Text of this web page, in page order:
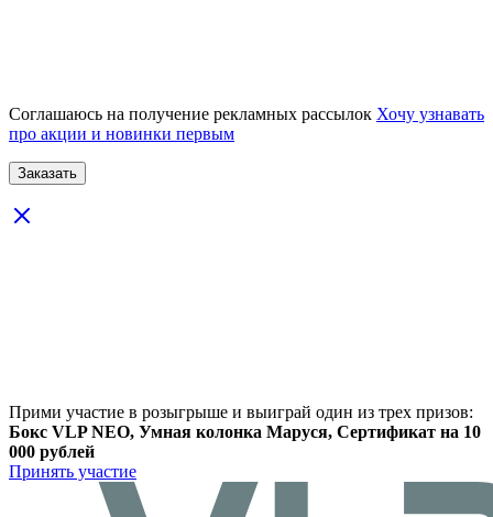
Соглашаюсь на получение рекламных рассылок Хочу узнавать
про акции и новинки первым
Прими участие в розыгрыше и выиграй один из трех призов:
Бокс VLP NEO, Умная колонка Маруся, Сертификат на 10
000 рублей
Принять участие